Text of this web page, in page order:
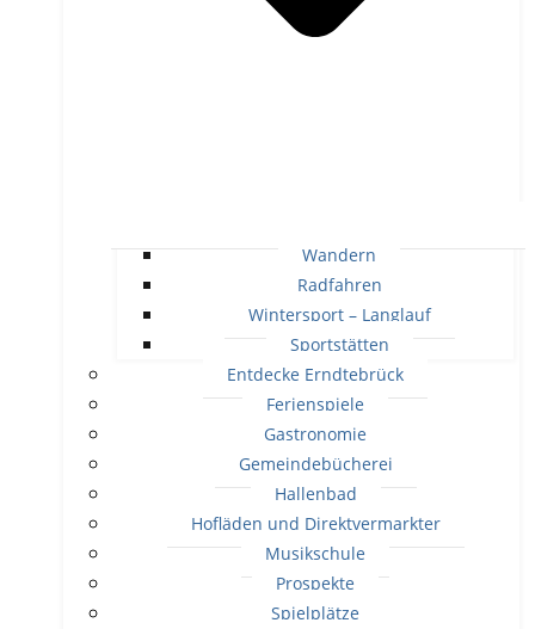
Wandern
Radfahren
Wintersport – Langlauf
Sportstätten
Entdecke Erndtebrück
Ferienspiele
Gastronomie
Gemeindebücherei
Hallenbad
Hofläden und Direktvermarkter
Musikschule
Prospekte
Spielplätze